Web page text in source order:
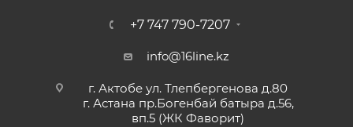
+7 747 790-7207
info@16line.kz
г. Актобе ул. Тлепбергенова д.80
г. Астана пр.Богенбай батыра д.56,
вп.5 (ЖК Фаворит)